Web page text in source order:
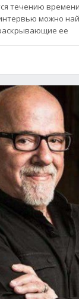
течению
можно
ее